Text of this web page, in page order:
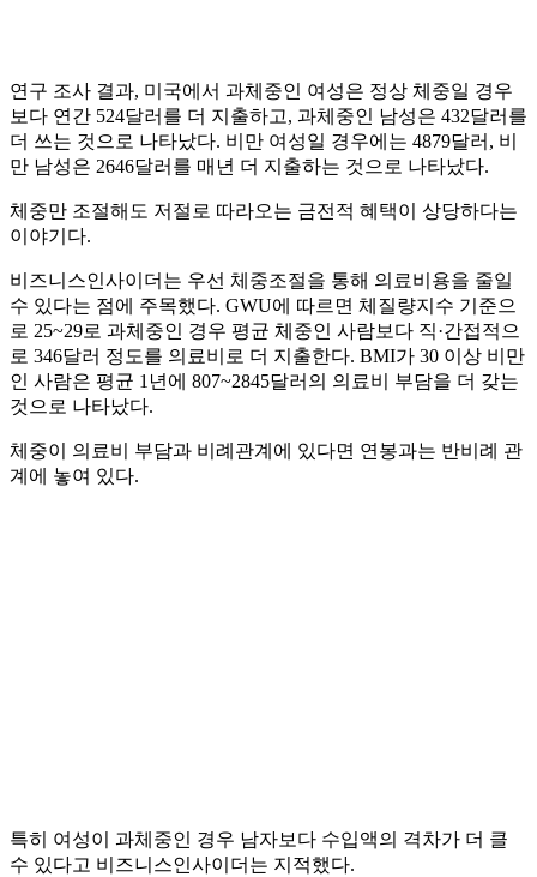
연구 조사 결과, 미국에서 과체중인 여성은 정상 체중일 경우
보다 연간 524달러를 더 지출하고, 과체중인 남성은 432달러를
더 쓰는 것으로 나타났다. 비만 여성일 경우에는 4879달러, 비
만 남성은 2646달러를 매년 더 지출하는 것으로 나타났다.
체중만 조절해도 저절로 따라오는 금전적 혜택이 상당하다는
이야기다.
비즈니스인사이더는 우선 체중조절을 통해 의료비용을 줄일
수 있다는 점에 주목했다. GWU에 따르면 체질량지수 기준으
로 25~29로 과체중인 경우 평균 체중인 사람보다 직·간접적으
로 346달러 정도를 의료비로 더 지출한다. BMI가 30 이상 비만
인 사람은 평균 1년에 807~2845달러의 의료비 부담을 더 갖는
것으로 나타났다.
체중이 의료비 부담과 비례관계에 있다면 연봉과는 반비례 관
계에 놓여 있다.
특히 여성이 과체중인 경우 남자보다 수입액의 격차가 더 클
수 있다고 비즈니스인사이더는 지적했다.